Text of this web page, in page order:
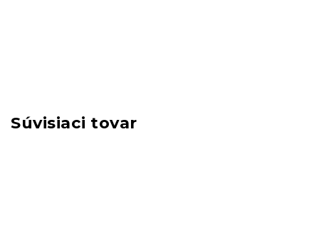
Súvisiaci tovar